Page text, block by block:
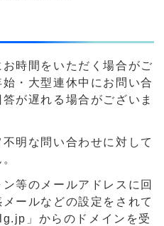
時間をいただく場合がご
・大型連休中にお問い合
が遅れる場合がございま
明な問い合わせに対して
等のメールアドレスに回
ールなどの設定をされて
」からのドメインを受